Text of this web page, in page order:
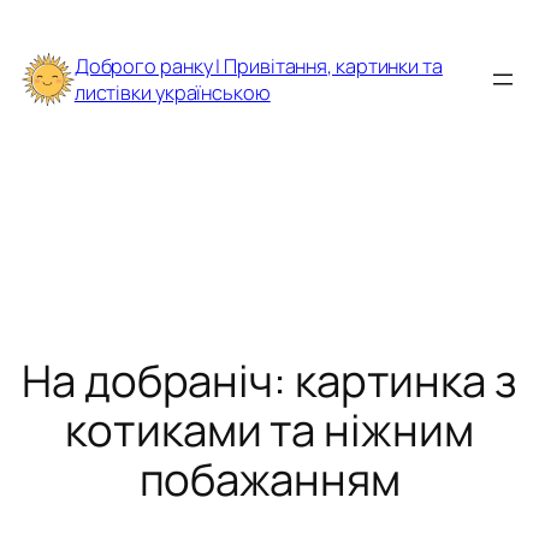
до
вмісту
Доброго ранку | Привітання, картинки та
листівки українською
На добраніч: картинка з
котиками та ніжним
побажанням